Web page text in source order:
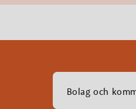
Bolag och